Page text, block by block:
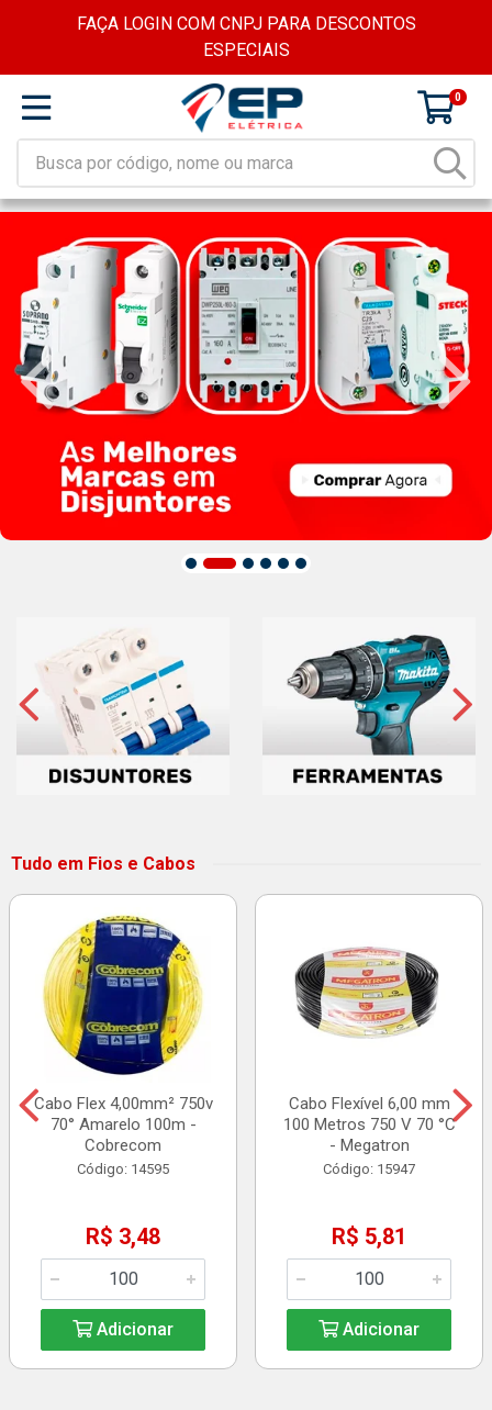
FAÇA LOGIN COM CNPJ PARA DESCONTOS
ESPECIAIS
0
Tudo em Fios e Cabos
Cabo Flex 4,00mm² 750v
70° Amarelo 100m -
Cobrecom
Código: 14595
R$ 3,48
Adicionar
Cabo Flexível 6,00 mm
100 Metros 750 V 70 °C
- Megatron
Código: 15947
R$ 5,81
Adicionar